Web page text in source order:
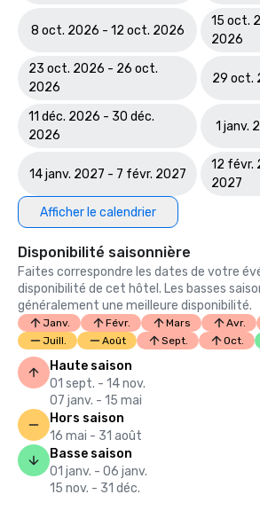
8 oct. 2026 - 12 oct. 2026
15 oct.
2026
23 oct. 2026 - 26 oct.
2026
29 oct.
11 déc. 2026 - 30 déc.
2026
1 janv.
14 janv. 2027 - 7 févr. 2027
12 févr.
2027
Afficher le calendrier
Disponibilité saisonnière
Faites correspondre les dates de votre
disponibilité de cet hôtel. Les basses
généralement une meilleure disponibilité.
Janv. Févr. Mars Avr.
Juill.
Août Sept. Oct.
Haute saison
01 sept. - 14 nov.
07 janv. - 15 mai
Hors saison
16 mai - 31 août
Basse saison
01 janv. - 06 janv.
15 nov. - 31 déc.